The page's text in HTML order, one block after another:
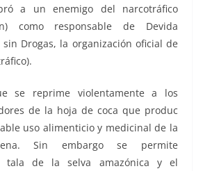
a un enemigo del narcotráfico
como responsable de Devida
Drogas, la organización oficial de
se reprime violentamente a los
de la hoja de coca que produc
uso alimenticio y medicinal de la
Sin embargo se permite
tala de la selva amazónica y el